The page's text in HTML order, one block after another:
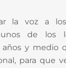
la voz a
de los
años y medio
para que